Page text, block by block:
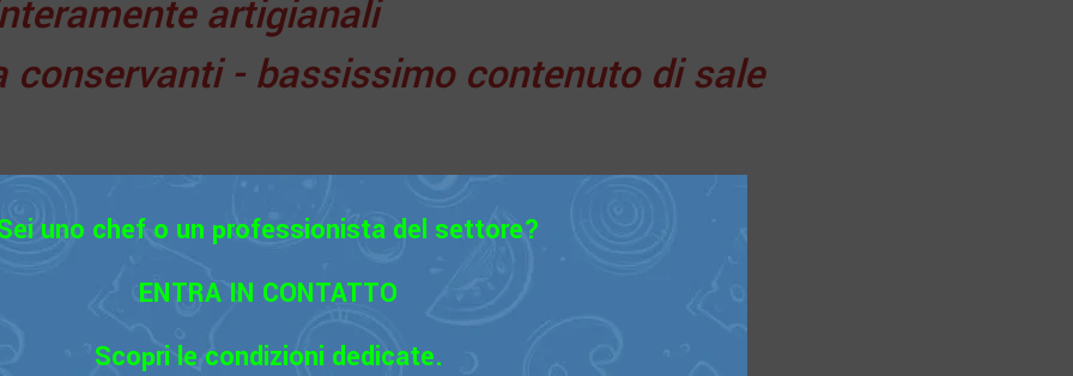
uno chef o un professionista del settore?
ENTRA IN CONTATTO
Scopri le condizioni dedicate.
artigianali
conservanti - bassissimo contenuto di sale
a livello mondiale, nato da una riscoperta storica e culturale
Attraverso l’attenta rilettura di ricette tramandate dai suoi trisavoli,
tradizione alimentare unica, dando vita alla prima produzione moderna
è tutelata legalmente, e ogni utilizzo non autorizzato rappresenta una
oltre a un misconoscimento della sua autenticità storica. La
la cultura gastronomica marina italiana, con prodotti realizzati